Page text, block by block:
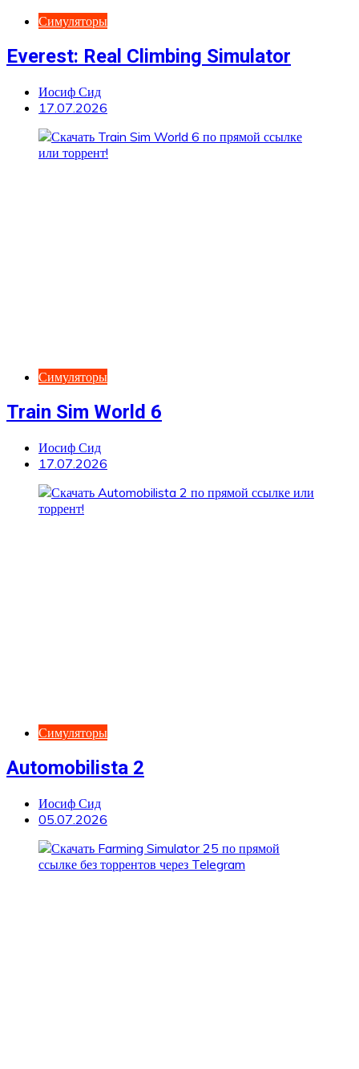
Симуляторы
Everest: Real Climbing Simulator
Иосиф Сид
17.07.2026
Симуляторы
Train Sim World 6
Иосиф Сид
17.07.2026
Симуляторы
Automobilista 2
Иосиф Сид
05.07.2026